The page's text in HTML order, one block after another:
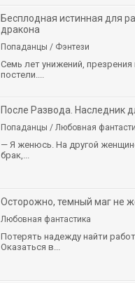
Бесплодная истинная для
дракона
Попаданцы / Фэнтези
Семь лет унижений, презрения
постели....
После Развода. Наследник
Попаданцы / Любовная
— Я женюсь. На другой
брак,...
Осторожно, темный маг не
Любовная фантастика
Потерять надежду найти
Оказаться в...